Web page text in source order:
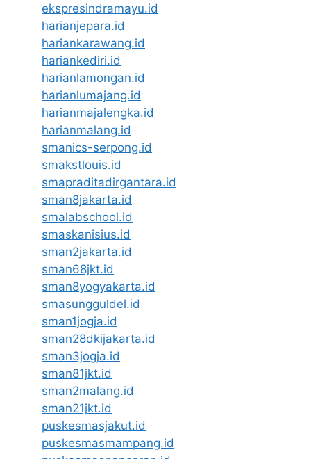
ekspresindramayu.id
harianjepara.id
hariankarawang.id
hariankediri.id
harianlamongan.id
harianlumajang.id
harianmajalengka.id
harianmalang.id
smanics-serpong.id
smakstlouis.id
smapraditadirgantara.id
sman8jakarta.id
smalabschool.id
smaskanisius.id
sman2jakarta.id
sman68jkt.id
sman8yogyakarta.id
smasungguldel.id
sman1jogja.id
sman28dkijakarta.id
sman3jogja.id
sman81jkt.id
sman2malang.id
sman21jkt.id
puskesmasjakut.id
puskesmasmampang.id